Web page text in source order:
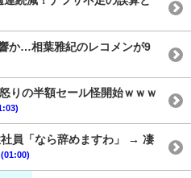
か…相葉雅紀のレコメンが9
りの半額セール怪開始ｗｗｗ
員「なら辞めますわ」 → 凄
(01:00)